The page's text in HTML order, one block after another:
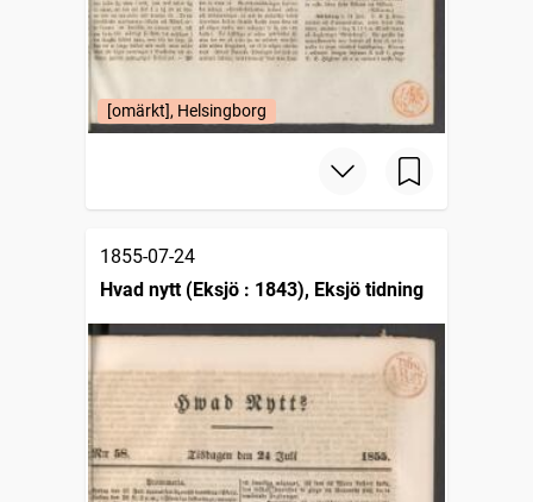
[omärkt], Helsingborg
1855-07-24
Hvad nytt (Eksjö : 1843), Eksjö tidning